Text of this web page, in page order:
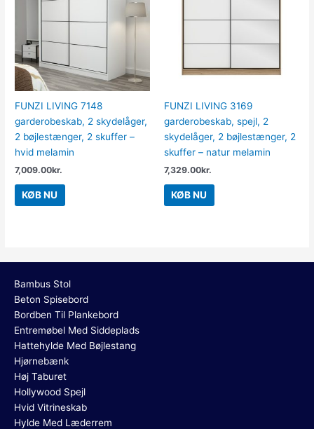
FUNZI LIVING 7148
garderobeskab, 2 skydelåger,
2 bøjlestænger, 2 skuffer –
hvid melamin
7,009.00kr.
KØB NU
FUNZI LIVING 3169
garderobeskab, spejl, 2
skydelåger, 2 bøjlestænger, 2
skuffer – natur melamin
7,329.00kr.
KØB NU
Bambus Stol
Beton Spisebord
Bordben Til Plankebord
Entremøbel Med Siddeplads
Hattehylde Med Bøjlestang
Hjørnebænk
Høj Taburet
Hollywood Spejl
Hvid Vitrineskab
Hylde Med Læderrem